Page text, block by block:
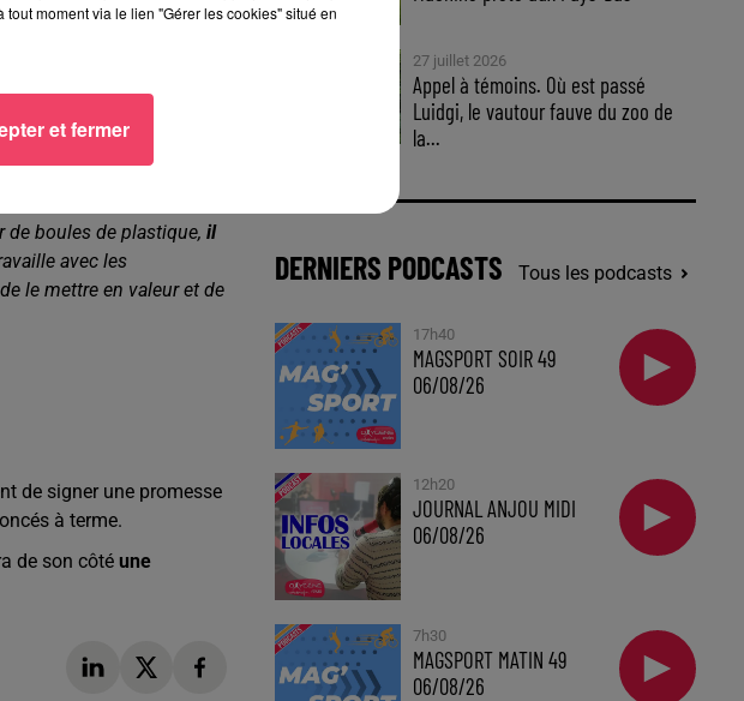
de la Pidaie. Avec
aussi avec des
avec un nouveau
de boules de plastique, il
avec les
le mettre en valeur et de
de signer une promesse
à terme.
de son côté une
27 juillet 2026
Appel à témoins. Où est passé
Luidgi, le vautour fauve du zoo de
la...
DERNIERS PODCASTS Tous les podcasts
17h40
MAGSPORT SOIR 49
06/08/26
12h20
JOURNAL ANJOU MIDI
06/08/26
7h30
MAGSPORT MATIN 49
06/08/26
moment via le lien "Gérer les cookies" situé en
et fermer